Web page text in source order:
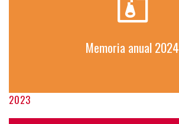
Memoria anual 2024
2023